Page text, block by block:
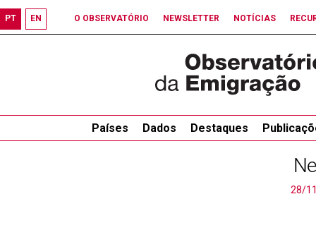
PT EN O OBSERVATÓRIO NEWSLETTER NOTÍCIAS
Países Dados Destaques
28/